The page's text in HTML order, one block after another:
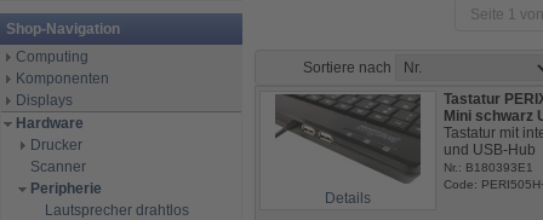
Shop-Navigation
Computing
Komponenten
Displays
Hardware
Drucker
Scanner
Peripherie
Lautsprecher drahtlos
Seite 1
Sortiere nach
Details
Tastatur
Mini schwarz
Tastatur mit
und USB-Hub
Nr.: B180393E1
Code: